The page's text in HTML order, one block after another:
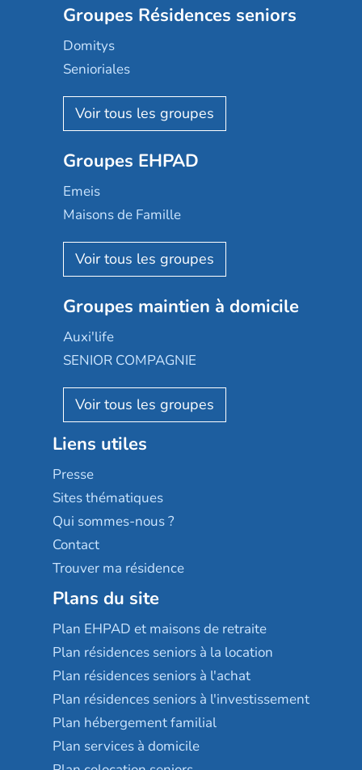
Groupes Résidences seniors
Domitys
Senioriales
Nohée
Les Résidentiels
Mobicap
Domusvi
Happy Senior
Aquarelia
Nexity edenea
Les jardins d'Arcadie
Occitalia
Appartseniors
Reseda
Stella management
Les villages d'or
Sérénys
Résidences services Villa Médicis
Groupes EHPAD
Emeis
Maisons de Famille
Korian
Emera
Groupe SOS
Le Noble Âge
Almage
Résidalya
Groupe aplus
Groupes maintien à domicile
Auxi'life
SENIOR COMPAGNIE
AGE D'OR Services
Liens utiles
Presse
Sites thématiques
Qui sommes-nous ?
Contact
Trouver ma résidence
Plans du site
Plan EHPAD et maisons de retraite
Plan résidences seniors à la location
Plan résidences seniors à l'achat
Plan résidences seniors à l'investissement
Plan hébergement familial
Plan services à domicile